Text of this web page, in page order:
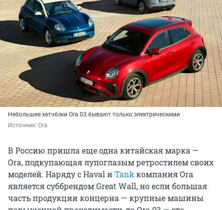
Небольшие хетчбэки Ora 03 бывают только электрическими
Источник: Ora
В Россию пришла еще одна китайская марка —
Ora, подкупающая лупоглазым ретростилем своих
моделей. Наряду с Haval иTankкомпания Ora
является суббрендом Great Wall, но если большая
часть продукции концерна — крупные машины